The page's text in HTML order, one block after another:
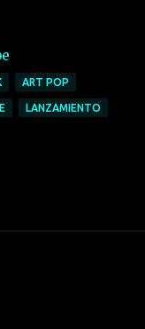
ART POP
LANZAMIENTO